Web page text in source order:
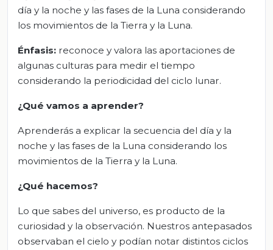
día y la noche y las fases de la Luna considerando
los movimientos de la Tierra y la Luna.
Énfasis: reconoce y valora las aportaciones de
algunas culturas para medir el tiempo
considerando la periodicidad del ciclo lunar.
¿Qué vamos a aprender?
Aprenderás a explicar la secuencia del día y la
noche y las fases de la Luna considerando los
movimientos de la Tierra y la Luna.
¿Qué hacemos?
Lo que sabes del universo, es producto de la
curiosidad y la observación. Nuestros antepasados
observaban el cielo y podían notar distintos ciclos